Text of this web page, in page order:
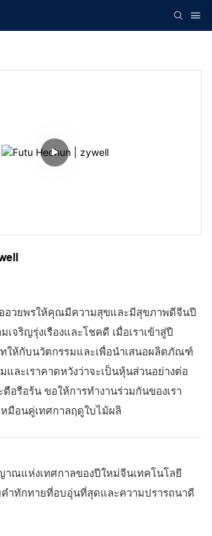
ออวยพรให้คุณมีความสุขและมีสุขภาพดีจีนปี
จริญรุ่งเรืองและโชคดี เมื่อเราเข้าสู่ปี
ทให้กับนวัตกรรมและเพื่อนำเสนอผลิตภัณฑ์
และเราคาดหวังว่าจะเป็นหุ้นส่วนอย่างต่อ
ตือรือร้น ขอให้การทำงานร่วมกันของเรา
มือนคู่เทศกาลฤดูใบไม้ผลิ
ณแห่งเทศกาลของปีใหม่จีนเทคโนโลยี
คำทักทายที่อบอุ่นที่สุดและความปรารถนาดี